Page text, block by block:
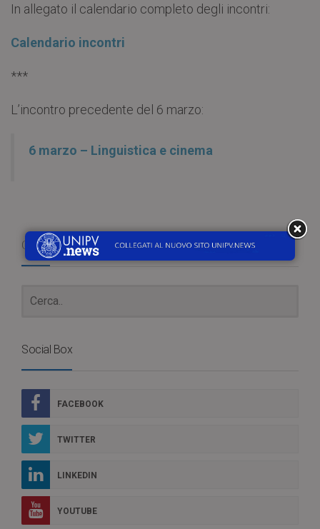
In allegato il calendario completo degli incontri:
Calendario incontri
***
L’incontro precedente del 6 marzo:
6 marzo – Linguistica e cinema
Cerca
Social Box
FACEBOOK
TWITTER
LINKEDIN
YOUTUBE